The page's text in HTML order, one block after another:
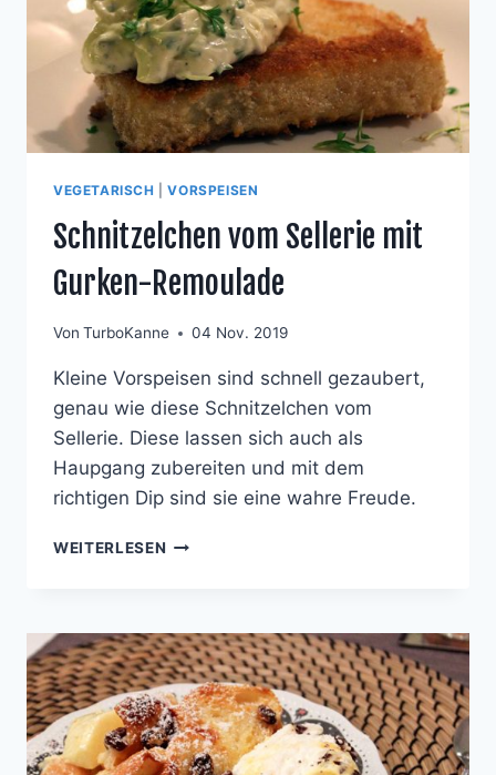
VEGETARISCH |VORSPEISEN
Schnitzelchen vom Sellerie mit
Gurken-Remoulade
Von TurboKanne 04 Nov. 2019
Kleine Vorspeisen sind schnell gezaubert,
genau wie diese Schnitzelchen vom
Sellerie. Diese lassen sich auch als
Haupgang zubereiten und mit dem
richtigen Dip sind sie eine wahre Freude.
WEITERLESEN SCHNITZELCHEN
GURKEN-
REMOULADE